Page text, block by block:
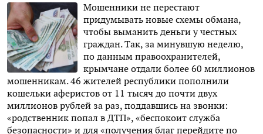
Мошенники не перестают
придумывать новые схемы обмана,
чтобы выманить деньги у честных
граждан. Так, за минувшую неделю,
по данным правоохранителей,
крымчане отдали более 60 миллионов
мошенникам. 46 жителей республики пополнили
кошельки аферистов от 11 тысяч до почти двух
миллионов рублей за раз, поддавшись на звонки:
«родственник попал в ДТП», «беспокоит служба
безопасности» и для «получения благ перейдите по